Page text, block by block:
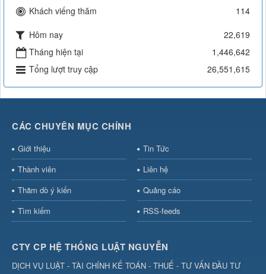
Khách viếng thăm
114
Hôm nay
22,619
Tháng hiện tại
1,446,642
Tổng lượt truy cập
26,551,615
CÁC CHUYÊN MỤC CHÍNH
Giới thiệu
Tin Tức
Thành viên
Liên hệ
Thăm dò ý kiến
Quảng cáo
Tìm kiếm
RSS-feeds
CTY CP HỆ THỐNG LUẬT NGUYỄN
DỊCH VỤ LUẬT - TÀI CHÍNH KẾ TOÁN - THUẾ - TƯ VẤN ĐẦU TƯ